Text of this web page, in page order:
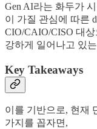
Gen AI라는 화두가
이 가질 관심에 따른
CIO/CAIO/CISO 대
강하게 일어나고 있
Key Takeaways
이를 기반으로, 현재
가지를 꼽자면,